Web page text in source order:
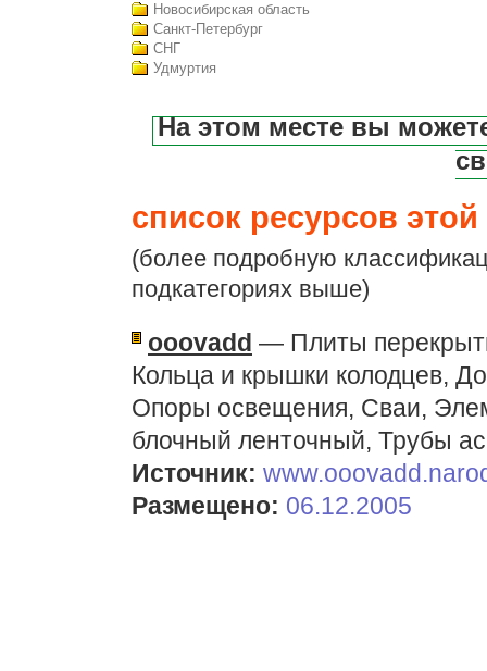
Новосибирская область
Санкт-Петербург
СНГ
Удмуртия
На этом месте вы
список ресурсов этой
(более подробную
подкатегориях выше)
ooovadd — Плиты
Кольца и крышки колодцев,
Опоры освещения, Сваи,
блочный ленточный, Трубы
Источник:
Размещено: 06.12.2005